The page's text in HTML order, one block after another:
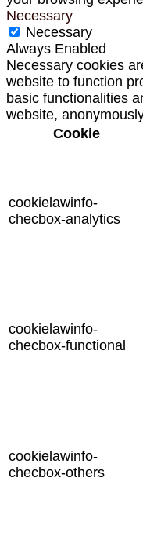
Necessary
Necessary
Always Enabled
Necessary cookies
website to function
basic functionalities
website,
Cookie
cookielawinfo-
checbox-analytics
cookielawinfo-
checbox-functional
cookielawinfo-
checbox-others